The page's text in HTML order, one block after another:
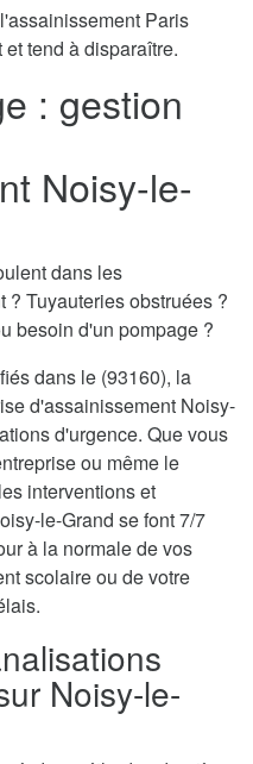
Paris
tend à disparaître.
: gestion
Noisy-le-
dans les
Tuyauteries obstruées ?
besoin d'un pompage ?
dans le (93160), la
d'assainissement Noisy-
d'urgence. Que vous
ou même le
interventions et
le-Grand se font 7/7
à la normale de vos
scolaire ou de votre
Noisy-le-